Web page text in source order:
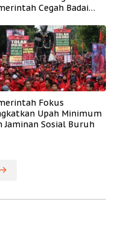
Cegah Badai
Fokus
Upah Minimum
Jaminan Sosial Buruh